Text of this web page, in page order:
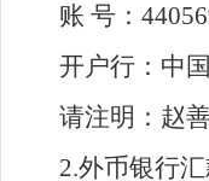
账 号：
开户行：中
请注明：赵
2.外币银行